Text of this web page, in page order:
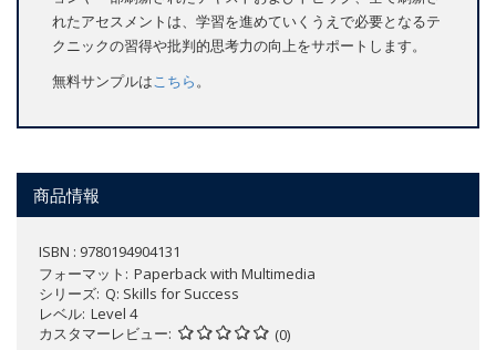
れたアセスメントは、学習を進めていくうえで必要となるテ
クニックの習得や批判的思考力の向上をサポートします。
無料サンプルはこちら。
商品情報
ISBN : 9780194904131
フォーマット
Paperback with Multimedia
シリーズ Q: Skills for Success
レベル Level 4
カスタマーレビュー
(0)